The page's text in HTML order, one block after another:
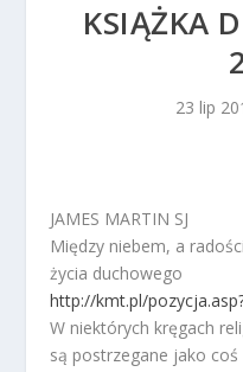
KSIĄŻKA
23 lip
JAMES MARTIN SJ
Między niebem, a
życia duchowego
http://kmt.pl/
W niektórych kręgach
są postrzegane jako